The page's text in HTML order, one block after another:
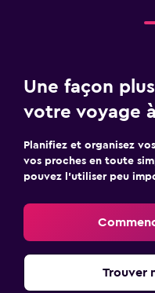
Une façon
votre voyage
Planifiez et organisez
vos proches en toute
pouvez l’utiliser peu
Trouver